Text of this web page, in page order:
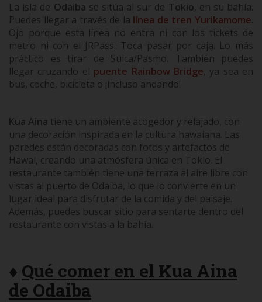
La isla de Odaiba se sitúa al sur de Tokio, en su bahía.
Puedes llegar a través de la línea de tren Yurikamome.
Ojo porque esta línea no entra ni con los tickets de
metro ni con el JRPass. Toca pasar por caja. Lo más
práctico es tirar de Suica/Pasmo. También puedes
llegar cruzando el puente Rainbow Bridge, ya sea en
bus, coche, bicicleta o ¡incluso andando!
Kua Aina tiene un ambiente acogedor y relajado, con
una decoración inspirada en la cultura hawaiana. Las
paredes están decoradas con fotos y artefactos de
Hawai, creando una atmósfera única en Tokio. El
restaurante también tiene una terraza al aire libre con
vistas al puerto de Odaiba, lo que lo convierte en un
lugar ideal para disfrutar de la comida y del paisaje.
Además, puedes buscar sitio para sentarte dentro del
restaurante con vistas a la bahía.
♦ Qué comer en el Kua Aina
de Odaiba